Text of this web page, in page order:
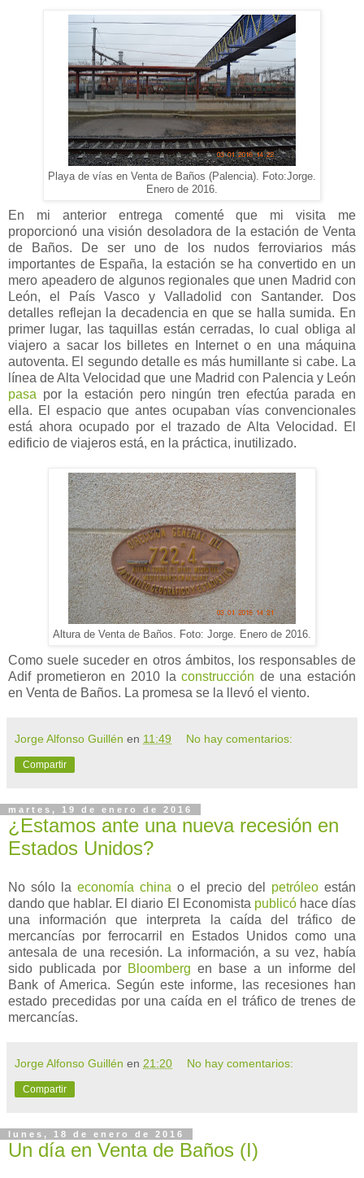
Playa de vías en Venta de Baños (Palencia). Foto:Jorge.
Enero de 2016.
En mi anterior entrega comenté que mi visita me
proporcionó una visión desoladora de la estación de Venta
de Baños. De ser uno de los nudos ferroviarios más
importantes de España, la estación se ha convertido en un
mero apeadero de algunos regionales que unen Madrid con
León, el País Vasco y Valladolid con Santander. Dos
detalles reflejan la decadencia en que se halla sumida. En
primer lugar, las taquillas están cerradas, lo cual obliga al
viajero a sacar los billetes en Internet o en una máquina
autoventa. El segundo detalle es más humillante si cabe. La
línea de Alta Velocidad que une Madrid con Palencia y León
pasa por la estación pero ningún tren efectúa parada en
ella. El espacio que antes ocupaban vías convencionales
está ahora ocupado por el trazado de Alta Velocidad. El
edificio de viajeros está, en la práctica, inutilizado.
Altura de Venta de Baños. Foto: Jorge. Enero de 2016.
Como suele suceder en otros ámbitos, los responsables de
Adif prometieron en 2010 laconstrucción de una estación
en Venta de Baños. La promesa se la llevó el viento.
Jorge Alfonso Guillén en 11:49 No hay comentarios:
Compartir
martes, 19 de enero de 2016
¿Estamos ante una nueva recesión en
Estados Unidos?
No sólo la economía china o el precio del petróleo están
dando que hablar. El diario El Economista publicóhace días
una información que interpreta la caída del tráfico de
mercancías por ferrocarril en Estados Unidos como una
antesala de una recesión. La información, a su vez, había
sido publicada por Bloomberg en base a un informe del
Bank of America. Según este informe, las recesiones han
estado precedidas por una caída en el tráfico de trenes de
mercancías.
Jorge Alfonso Guillén en 21:20 No hay comentarios:
Compartir
lunes, 18 de enero de 2016
Un día en Venta de Baños (I)